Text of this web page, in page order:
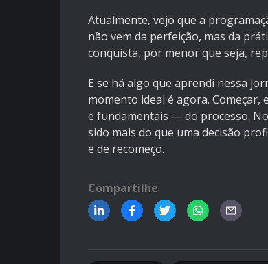
Atualmente, vejo que a
não vem da perfeição, mas da
conquista, por menor que seja,
E se há algo que aprendi nessa
momento ideal é agora.
e fundamentais — do processo.
sido mais do que uma decisão
e de recomeço.
Compartilhe